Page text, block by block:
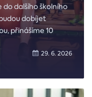
dalšího školního
dobíjet
přinášíme 10
29. 6. 2026